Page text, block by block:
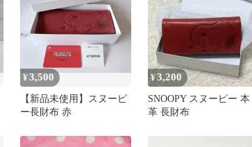
¥3,500
【新品未使用】スヌーピ
ー長財布 赤
¥3,200
SNOOPY スヌーピー 本
革 長財布